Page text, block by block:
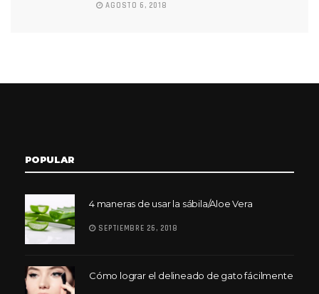
AGOSTO 6, 2018
POPULAR
4 maneras de usar la sábila/Aloe Vera
SEPTIEMBRE 26, 2018
Cómo lograr el delineado de gato fácilmente